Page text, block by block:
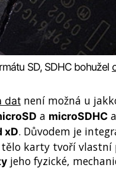
SD, SDHC bohužel
datnení možná u
a microSDHC
xD. Důvodem je
karty tvoří vlastní
jeho fyzické,